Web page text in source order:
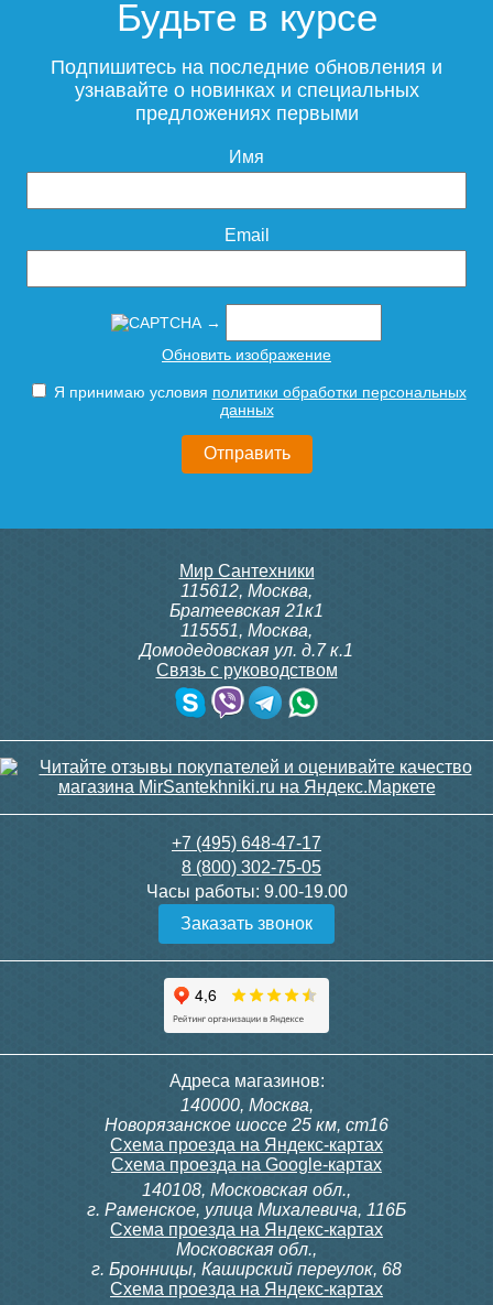
Будьте в курсе
Подпишитесь на последние обновления и
узнавайте о новинках и специальных
предложениях первыми
Имя
Email
→
Обновить изображение
Я принимаю условия политики обработки персональных
данных
Мир Сантехники
115612, Москва,
Братеевская 21к1
115551, Москва,
Домодедовская ул. д.7 к.1
Связь с руководством
+7 (495) 648-47-17
8 (800) 302-75-05
Часы работы: 9.00-19.00
Заказать звонок
Адреса магазинов:
140000, Москва,
Новорязанское шоссе 25 км, ст16
Схема проезда на Яндекс-картах
Схема проезда на Google-картах
140108, Московская обл.,
г. Раменское, улица Михалевича, 116Б
Схема проезда на Яндекс-картах
Московская обл.,
г. Бронницы, Каширский переулок, 68
Схема проезда на Яндекс-картах